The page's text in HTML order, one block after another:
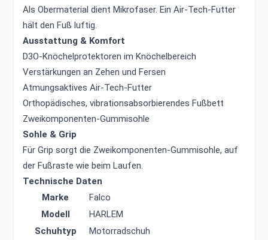
Als Obermaterial dient Mikrofaser. Ein Air-Tech-Futter
hält den Fuß luftig.
Ausstattung & Komfort
D3O-Knöchelprotektoren im Knöchelbereich
Verstärkungen an Zehen und Fersen
Atmungsaktives Air-Tech-Futter
Orthopädisches, vibrationsabsorbierendes Fußbett
Zweikomponenten-Gummisohle
Sohle & Grip
Für Grip sorgt die Zweikomponenten-Gummisohle, auf
der Fußraste wie beim Laufen.
Technische Daten
Marke
Falco
Modell
HARLEM
Schuhtyp
Motorradschuh